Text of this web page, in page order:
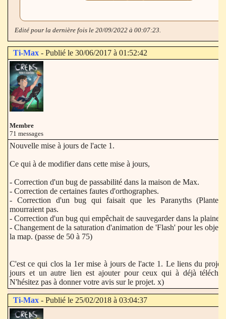
Edité pour la dernière fois le 20/09/2022 à 00:07:23.
Ti-Max - Publié le 30/06/2017 à 01:52:42
Membre
71 messages
Nouvelle mise à jours de l'acte 1.
Ce qui à de modifier dans cette mise à jours,
- Correction d'un bug de passabilité dans la maison de Max.
- Correction de certaines fautes d'orthographes.
- Correction d'un bug qui faisait que les Paranyths (Plante
mourraient pas.
- Correction d'un bug qui empêchait de sauvegarder dans la plaine.
- Changement de la saturation d'animation de 'Flash' pour les objets
la map. (passe de 50 à 75)
C'est ce qui clos la 1er mise à jours de l'acte 1. Le liens du projet
jours et un autre lien est ajouter pour ceux qui à déjà
N'hésitez pas à donner votre avis sur le projet. x)
Ti-Max - Publié le 25/02/2018 à 03:04:37